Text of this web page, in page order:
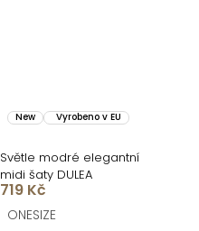
New Vyrobeno v EU
Světle modré elegantní
midi šaty DULEA
719 Kč
ONESIZE